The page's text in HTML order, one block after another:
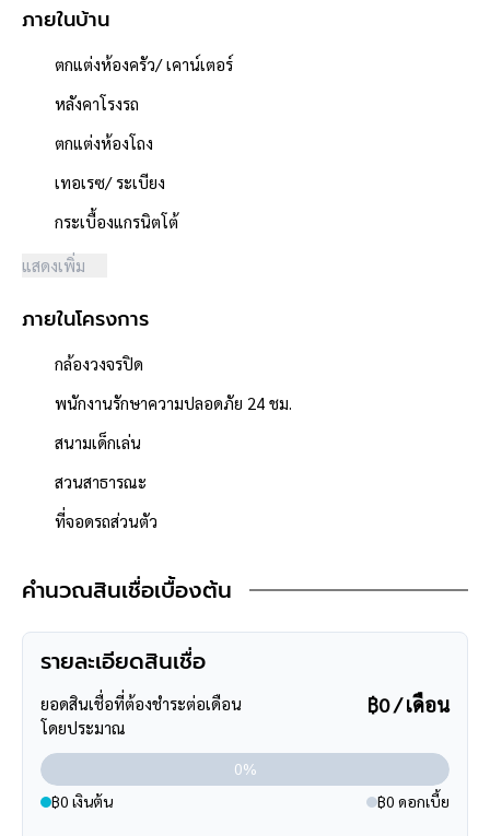
จำนวนชั้น : 2 ชั้น
เนื้อที่ 57.8 ตารางวา
- พื้นที่ใช้สอย 204.98 ตารางเมตร
- หน้าบ้านหันไปทาง "ทิศเหนือ"
- น้ำประปา ไฟฟ้าพร้อมเข้าอยู่
- ค่าใช้จ่ายส่วนกลางนิติบุคคล 2,000 บาท/เดือน
**จุดเด่นโครงการ–สภาพแวดล้อม**
- โครงการตั้งอยู่บนถนนสายหลัก ได้แก่ ถนนรัตนาธิเบศร์, ถนน
- ถนนโครงการกว้าง 8 เมตร
- มีระบบรักษาความปลอดภัย, มีกล้องวงจรปิด
- สภาพแวดล้อมดี สะอาด
- ใกล้ร้านสะดวกซื้อ 7-11
- สิ่งอำนวยความสะดวกภายในโครงการ ได้แก่ สนามเด็กเล่น/สวน
สาธารณะ, ฟิตเนส
- โครงการตั้งอยู่ใกล้ ห้างสรรพสินค้าเซ็นทรัลเวสต์เกต, บิ๊กซี, อิเกีย
บางใหญ่, โฮมโปร
- ใกล้โรงพยาบาลพระนั่งเกล้า, โรงพยาบาลเกษมราษฏร์ รัตนาธิเบศร์
ศึกษา
**การเดินทาง**
- ตัวบ้านห่างหน้าโครงการเพียง 140 เมตร
- หน้าโครงการห่างจากถนนใหญ่ 2 กิโลเมตร ถนนราชพฤกษ์
- เข้า-ออกได้หลายเส้นทาง ได้แก่ ถนนรัตนาธิเบศร์, ถนนราชพฤกษ์
- ใกล้จุดขึ้น-ลงรถเมล์ สาย 69 (ท่าอิฐ-อนุสาวรีย์ชัยสมรภูมิ) ,18 (ท่า
อิฐ-อนุสาวรีย์ชัยสมรภูมิ) ,203 (ท่าอิฐ-สนามหลวง)
ภายในบ้าน
ตกแต่งห้องครัว/ เคาน์เตอร์
หลังคาโรงรถ
ตกแต่งห้องโถง
เทอเรซ/ ระเบียง
กระเบื้องแกรนิตโต้
แสดงเพิ่ม
ภายในโครงการ
กล้องวงจรปิด
พนักงานรักษาความปลอดภัย 24 ชม.
สนามเด็กเล่น
สวนสาธารณะ
ที่จอดรถส่วนตัว
คำนวณสินเชื่อเบื้องต้น
รายละเอียดสินเชื่อ
ยอดสินเชื่อที่ต้องชำระต่อเดือน
โดยประมาณ
฿0 / เดือน
0%
฿0 เงินต้น
฿0 ดอกเบี้ย